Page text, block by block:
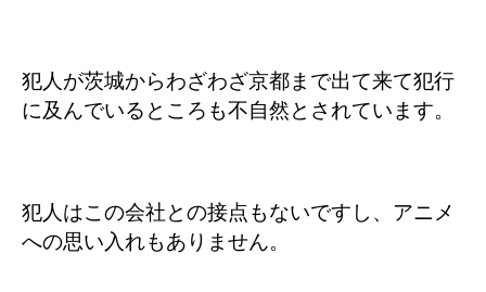
犯人が茨城からわざわざ京都まで出て来て犯行
に及んでいるところも不自然とされています。
犯人はこの会社との接点もないですし、アニメ
への思い入れもありません。